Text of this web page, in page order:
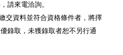
請來電洽詢。
交資料並符合資格條件者，將擇
錄取，未獲錄取者恕不另行通